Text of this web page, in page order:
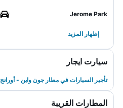
Jerome Park
إظهار المزيد
سيارت ايجار
تأجير السيارات في مطار جون واين - أورانج
المطارات القريبة